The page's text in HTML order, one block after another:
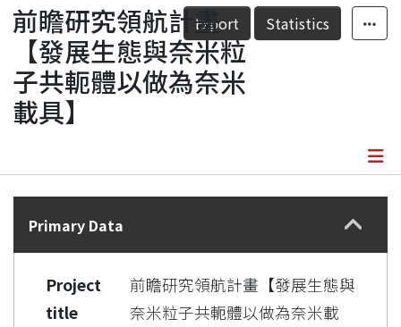
Fundings & Projects
Researchers
Organizations
Export Statistics
前瞻研究領航計畫
【發展生態與奈米粒
子共軛體以做為奈米
載具】
Details
Primary Data
Project
title
前瞻研究領航計畫【發展生態與
奈米粒子共軛體以做為奈米載